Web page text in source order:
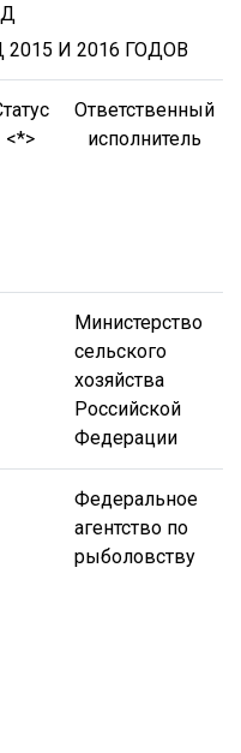
И 2016 ГОДОВ
<*>
Ответственный
исполнитель
Министерство
сельского
хозяйства
Российской
Федерации
Федеральное
агентство по
рыболовству